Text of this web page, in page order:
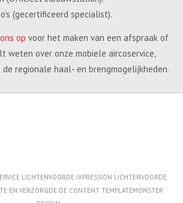
(gecertificeerd specialist).
op voor het maken van een afspraak of
weten over onze mobiele aircoservice,
regionale haal- en brengmogelijkheden.
LICHTENVOORDE IXPRESSION LICHTENVOORDE
EN VERZORGDE DE CONTENT TEMPLATEMONSTER